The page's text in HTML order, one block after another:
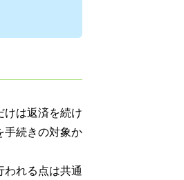
けは返済を続け
手続きの対象か
われる点は共通